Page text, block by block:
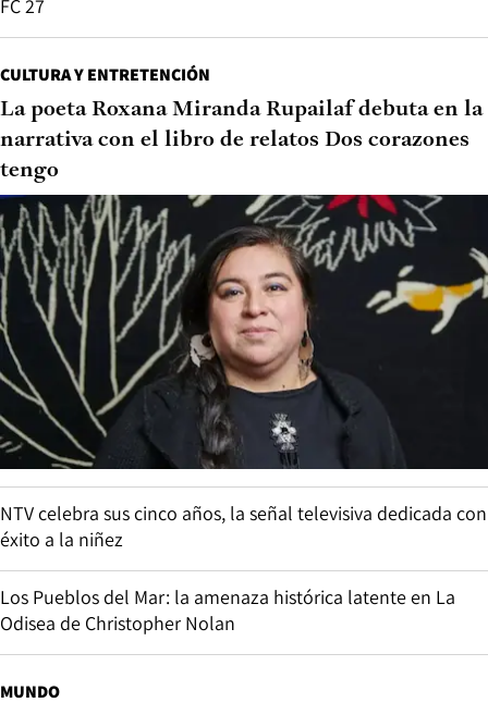
FC 27
CULTURA Y ENTRETENCIÓN
La poeta Roxana Miranda Rupailaf debuta en la
narrativa con el libro de relatos Dos corazones
tengo
NTV celebra sus cinco años, la señal televisiva dedicada con
éxito a la niñez
Los Pueblos del Mar: la amenaza histórica latente en La
Odisea de Christopher Nolan
MUNDO